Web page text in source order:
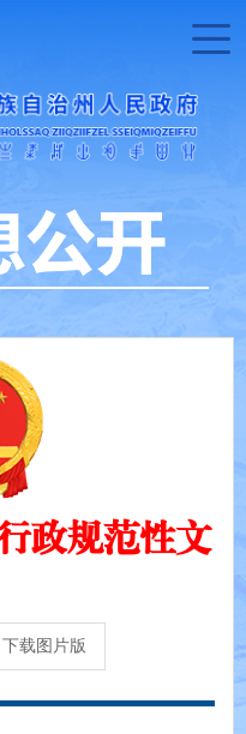
政规范性文
下载图片版